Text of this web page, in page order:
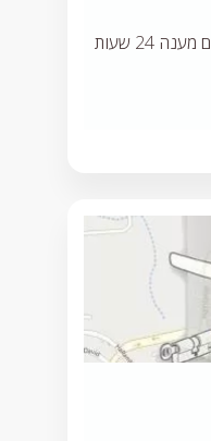
מחפש מנעולן בדולב? אנחנו נותנים מענה 24 שעות